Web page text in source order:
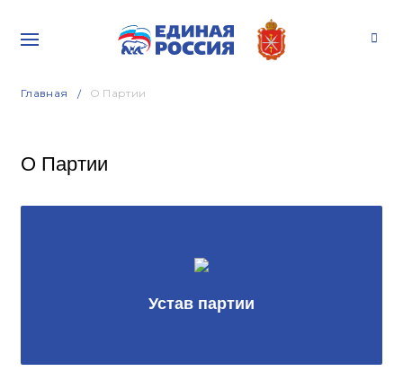
Главная О Партии
О Партии
Устав партии